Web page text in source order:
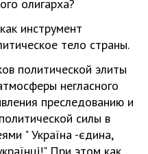
олигарха?
инструмент
тело страны.
политической элиты
негласного
преследованию и
силы в
" Україна -єдина,
При этом как